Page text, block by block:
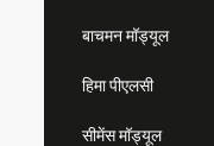
बाचमन मॉड्यूल
हिमा पीएलसी
सीमेंस मॉड्यूल